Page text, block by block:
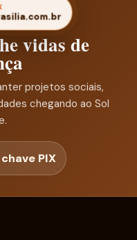
vidas de
projetos sociais,
chegando ao Sol
PIX